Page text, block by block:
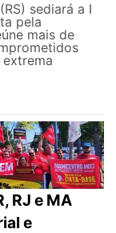
sediará a I
pela
mais de
RJ e MA
e